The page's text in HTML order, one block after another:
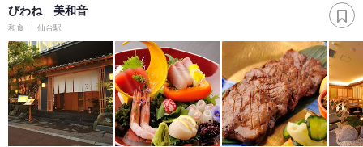
びわね 美和音
和食 仙台駅